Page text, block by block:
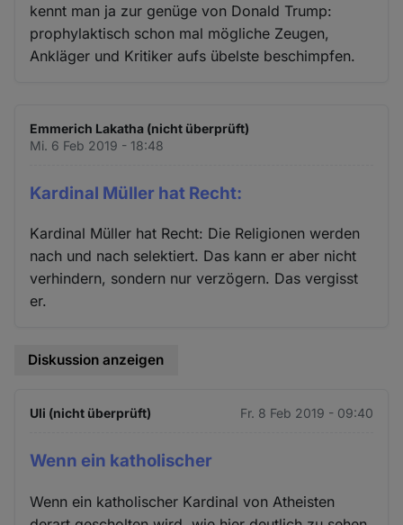
kennt man ja zur genüge von Donald Trump:
prophylaktisch schon mal mögliche Zeugen,
Ankläger und Kritiker aufs übelste beschimpfen.
Emmerich Lakatha (nicht überprüft)
Mi. 6 Feb 2019 - 18:48
Kardinal Müller hat Recht:
Kardinal Müller hat Recht: Die Religionen werden
nach und nach selektiert. Das kann er aber nicht
verhindern, sondern nur verzögern. Das vergisst
er.
Diskussion anzeigen
Uli (nicht überprüft) Fr. 8 Feb 2019 - 09:40
Wenn ein katholischer
Wenn ein katholischer Kardinal von Atheisten